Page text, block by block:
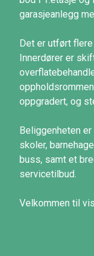
garasjeanlegg
Det er utført
Innerdører er
oppgradert, og
Beliggenheten
skoler,
buss, samt et
servicetilbud.
Velkommen til